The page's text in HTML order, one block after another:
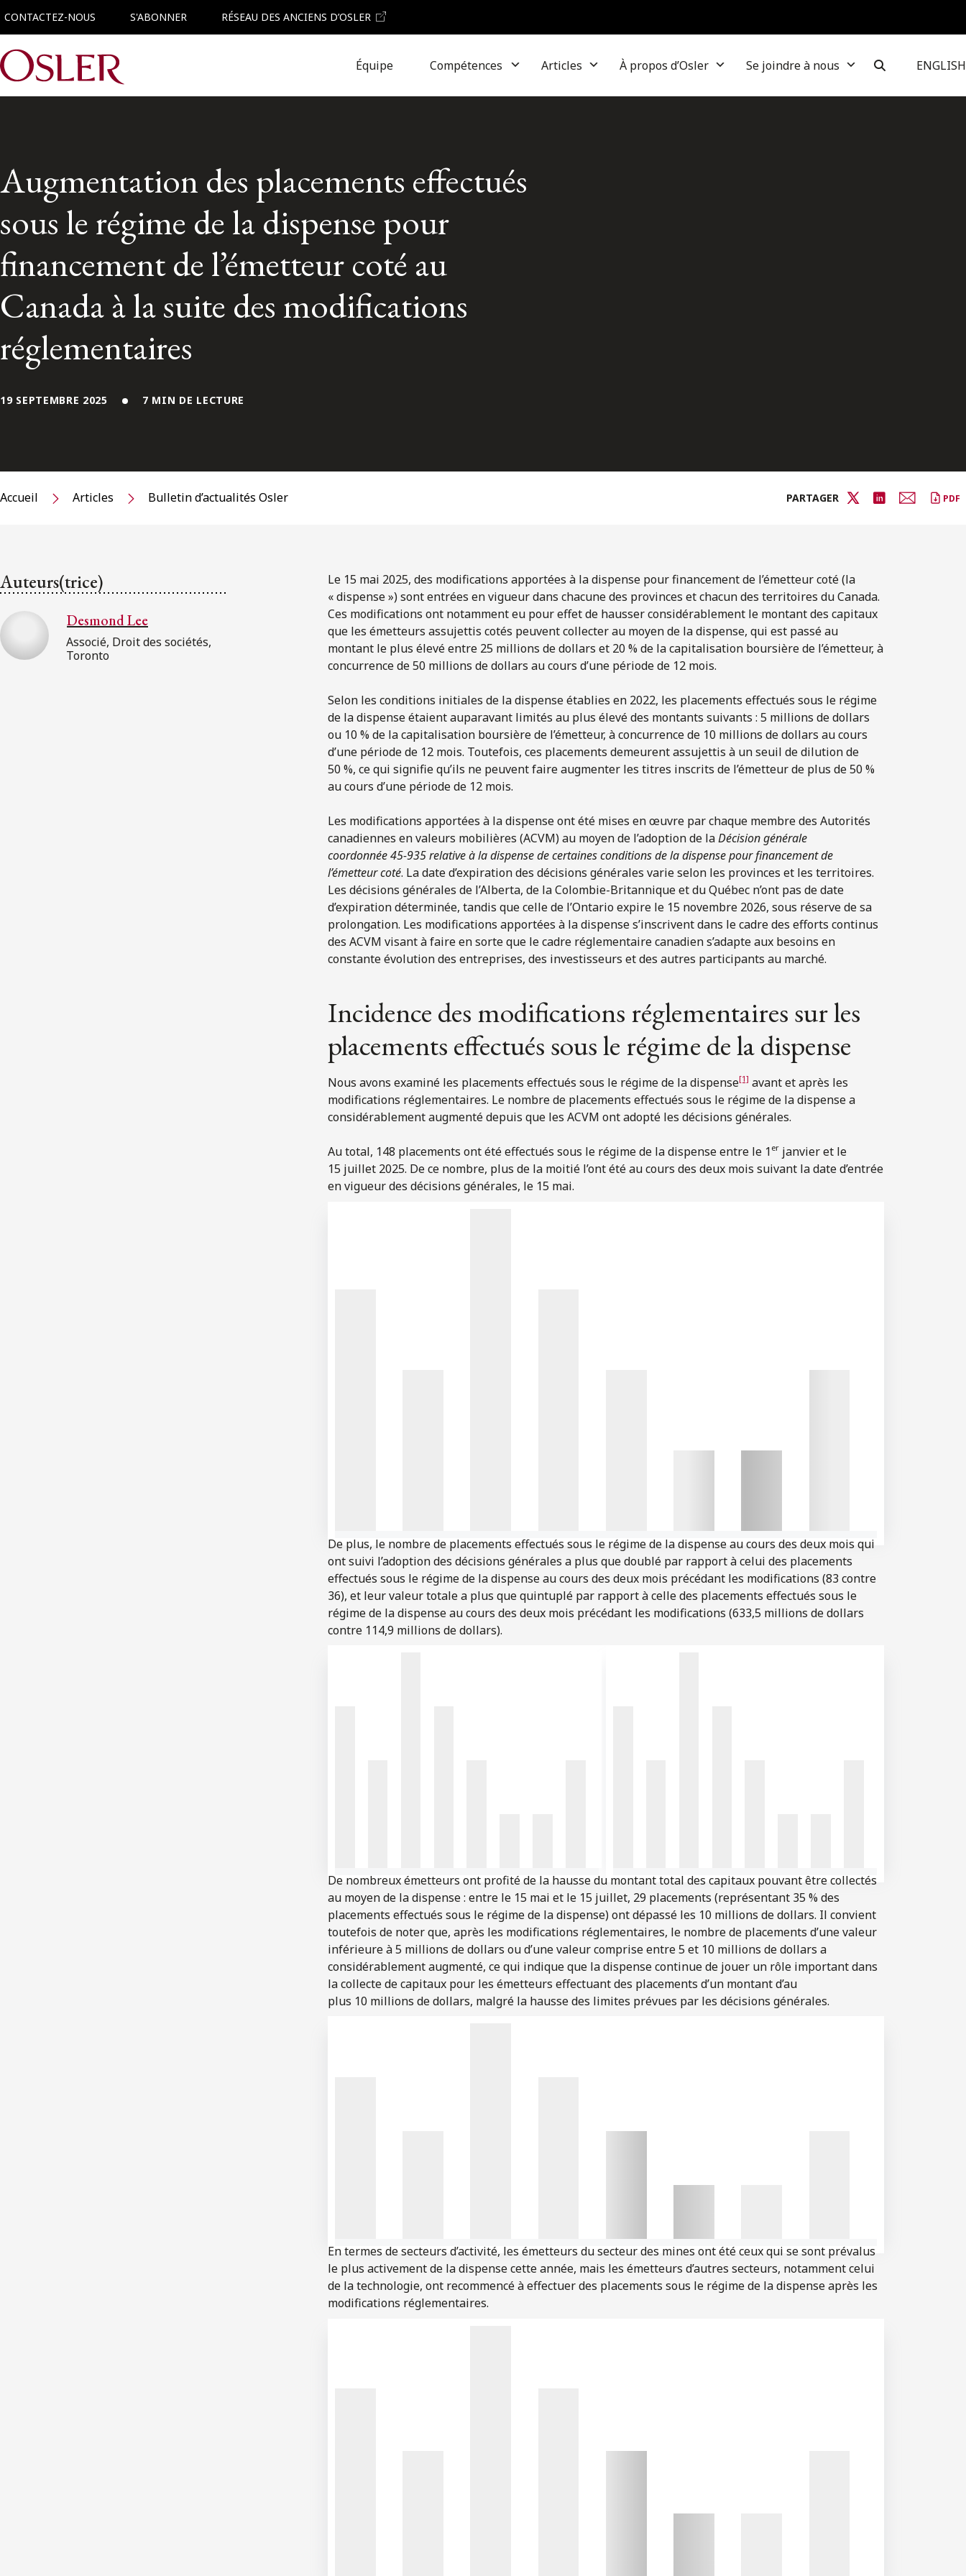
CONTACTEZ-NOUS S'ABONNER RÉSEAU DES ANCIENS D’OSLER
Main Navigation Équipe Compétences Articles À propos d’Osler Se joindre à nous ENGLISH
Augmentation des placements effectués
sous le régime de la dispense pour
financement de l’émetteur coté au
Canada à la suite des modifications
réglementaires
19 SEPTEMBRE 2025 7 MIN DE LECTURE
Accueil Articles Bulletin d’actualités Osler PARTAGER PDF
Auteurs(trice)
Desmond Lee
Associé, Droit des sociétés,
Toronto
Le 15 mai 2025, des modifications apportées à la dispense pour financement de l’émetteur coté (la
« dispense ») sont entrées en vigueur dans chacune des provinces et chacun des territoires du Canada.
Ces modifications ont notamment eu pour effet de hausser considérablement le montant des capitaux
que les émetteurs assujettis cotés peuvent collecter au moyen de la dispense, qui est passé au
montant le plus élevé entre 25 millions de dollars et 20 % de la capitalisation boursière de l’émetteur, à
concurrence de 50 millions de dollars au cours d’une période de 12 mois.
Selon les conditions initiales de la dispense établies en 2022, les placements effectués sous le régime
de la dispense étaient auparavant limités au plus élevé des montants suivants : 5 millions de dollars
ou 10 % de la capitalisation boursière de l’émetteur, à concurrence de 10 millions de dollars au cours
d’une période de 12 mois. Toutefois, ces placements demeurent assujettis à un seuil de dilution de
50 %, ce qui signifie qu’ils ne peuvent faire augmenter les titres inscrits de l’émetteur de plus de 50 %
au cours d’une période de 12 mois.
Les modifications apportées à la dispense ont été mises en œuvre par chaque membre des Autorités
canadiennes en valeurs mobilières (ACVM) au moyen de l’adoption de laDécision générale
coordonnée 45-935 relative à la dispense de certaines conditions de la dispense pour financement de
l’émetteur coté. La date d’expiration des décisions générales varie selon les provinces et les territoires.
Les décisions générales de l’Alberta, de la Colombie-Britannique et du Québec n’ont pas de date
d’expiration déterminée, tandis que celle de l’Ontario expire le 15 novembre 2026, sous réserve de sa
prolongation. Les modifications apportées à la dispense s’inscrivent dans le cadre des efforts continus
des ACVM visant à faire en sorte que le cadre réglementaire canadien s’adapte aux besoins en
constante évolution des entreprises, des investisseurs et des autres participants au marché.
Incidence des modifications réglementaires sur les
placements effectués sous le régime de la dispense
Nous avons examiné les placements effectués sous le régime de la dispense[1] avant et après les
modifications réglementaires. Le nombre de placements effectués sous le régime de la dispense a
considérablement augmenté depuis que les ACVM ont adopté les décisions générales.
Au total, 148 placements ont été effectués sous le régime de la dispense entre le 1 er janvier et le
15 juillet 2025. De ce nombre, plus de la moitié l’ont été au cours des deux mois suivant la date d’entrée
en vigueur des décisions générales, le 15 mai.
De plus, le nombre de placements effectués sous le régime de la dispense au cours des deux mois qui
ont suivi l’adoption des décisions générales a plus que doublé par rapport à celui des placements
effectués sous le régime de la dispense au cours des deux mois précédant les modifications (83 contre
36), et leur valeur totale a plus que quintuplé par rapport à celle des placements effectués sous le
régime de la dispense au cours des deux mois précédant les modifications (633,5 millions de dollars
contre 114,9 millions de dollars).
De nombreux émetteurs ont profité de la hausse du montant total des capitaux pouvant être collectés
au moyen de la dispense : entre le 15 mai et le 15 juillet, 29 placements (représentant 35 % des
placements effectués sous le régime de la dispense) ont dépassé les 10 millions de dollars. Il convient
toutefois de noter que, après les modifications réglementaires, le nombre de placements d’une valeur
inférieure à 5 millions de dollars ou d’une valeur comprise entre 5 et 10 millions de dollars a
considérablement augmenté, ce qui indique que la dispense continue de jouer un rôle important dans
la collecte de capitaux pour les émetteurs effectuant des placements d’un montant d’au
plus 10 millions de dollars, malgré la hausse des limites prévues par les décisions générales.
En termes de secteurs d’activité, les émetteurs du secteur des mines ont été ceux qui se sont prévalus
le plus activement de la dispense cette année, mais les émetteurs d’autres secteurs, notamment celui
de la technologie, ont recommencé à effectuer des placements sous le régime de la dispense après les
modifications réglementaires.